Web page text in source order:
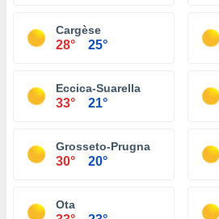
Cargèse
28° 25°
Eccica-Suarella
33° 21°
Grosseto-Prugna
30° 20°
Ota